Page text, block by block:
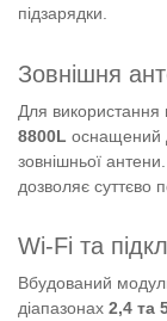
підзарядки.
Зовнішня
Для використання
8800L оснащений
зовнішньої
дозволяє суттєво
Wi-Fi та
Вбудований
діапазонах 2,4 та